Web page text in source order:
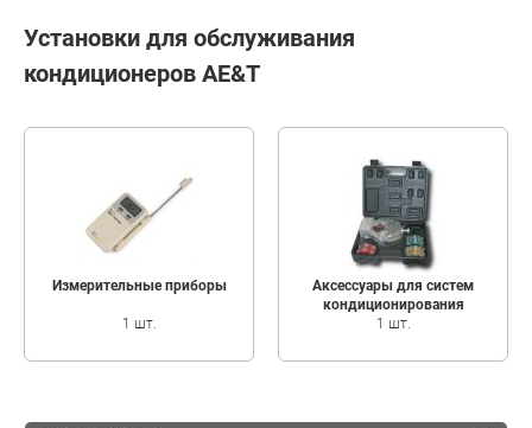
Установки для обслуживания
кондиционеров AE&T
Измерительные приборы
1 шт.
Аксессуары для систем
кондиционирования
1 шт.